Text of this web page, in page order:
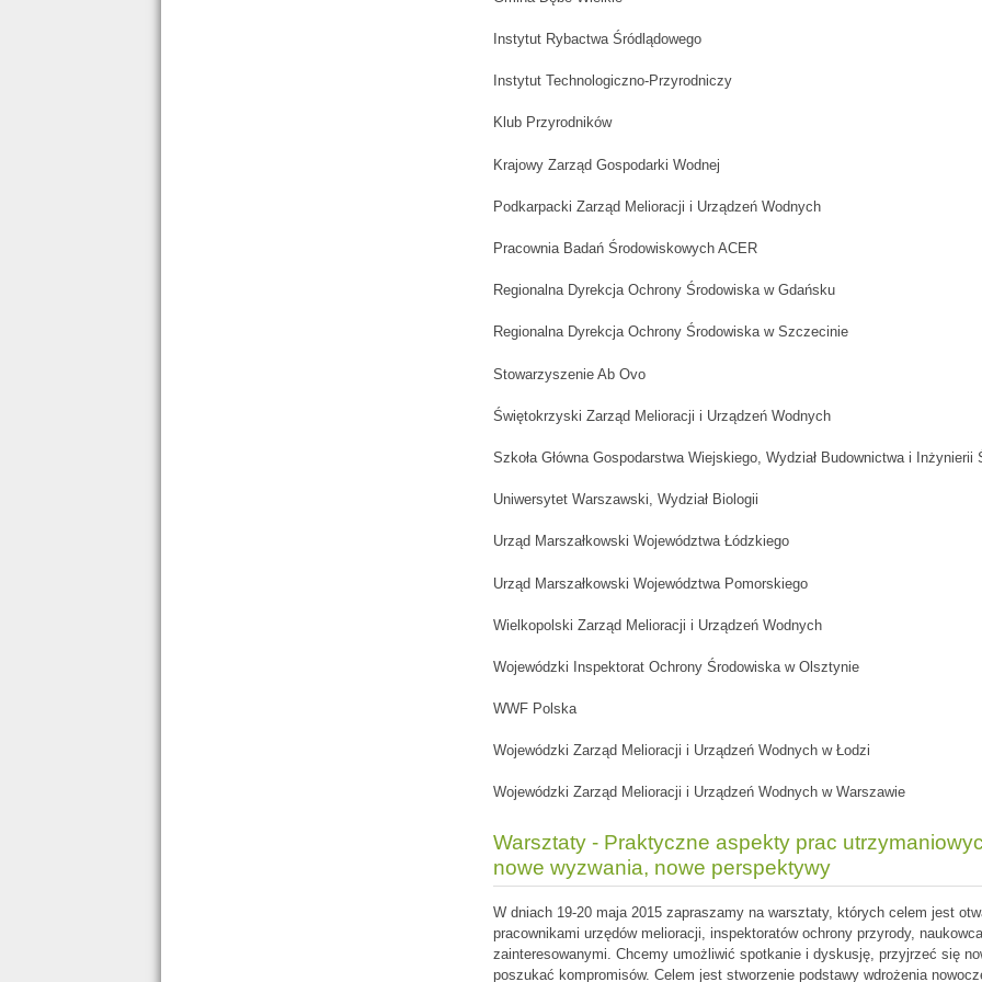
Instytut Rybactwa Śródlądowego
Instytut Technologiczno-Przyrodniczy
Klub Przyrodników
Krajowy Zarząd Gospodarki Wodnej
Podkarpacki Zarząd Melioracji i Urządzeń Wodnych
Pracownia Badań Środowiskowych ACER
Regionalna Dyrekcja Ochrony Środowiska w Gdańsku
Regionalna Dyrekcja Ochrony Środowiska w Szczecinie
Stowarzyszenie Ab Ovo
Świętokrzyski Zarząd Melioracji i Urządzeń Wodnych
Szkoła Główna Gospodarstwa Wiejskiego, Wydział Budownictwa i Inżynierii
Uniwersytet Warszawski, Wydział Biologii
Urząd Marszałkowski Województwa Łódzkiego
Urząd Marszałkowski Województwa Pomorskiego
Wielkopolski Zarząd Melioracji i Urządzeń Wodnych
Wojewódzki Inspektorat Ochrony Środowiska w Olsztynie
WWF Polska
Wojewódzki Zarząd Melioracji i Urządzeń Wodnych w Łodzi
Wojewódzki Zarząd Melioracji i Urządzeń Wodnych w Warszawie
Warsztaty - Praktyczne aspekty prac
nowe wyzwania, nowe perspektywy
W dniach 19-20 maja 2015 zapraszamy na warsztaty, których celem jest
pracownikami urzędów melioracji, inspektoratów ochrony przyrody,
zainteresowanymi. Chcemy umożliwić spotkanie i dyskusję, przyjrzeć się
poszukać kompromisów. Celem jest stworzenie podstawy wdrożenia